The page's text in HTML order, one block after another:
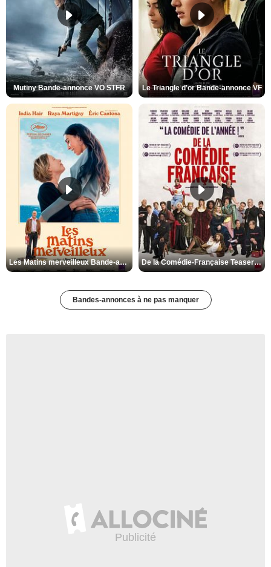
Mutiny Bande-annonce VO STFR Le Triangle d'or Bande-annonce VF
Les Matins merveilleux Bande-annonce VF De la Comédie-Française Teaser VF
Bandes-annonces à ne pas manquer